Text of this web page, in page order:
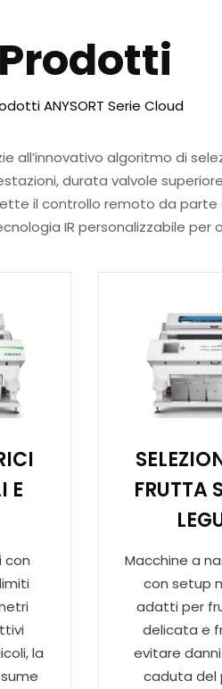
Prodotti
ANYSORT Serie Cloud
all’innovativo algoritmo di
durata valvole superiore
il controllo remoto da parte
IR personalizzabile per
E
con
la
FRUTTA
Macchine a
con setup
adatti per
delicata e
evitare
caduta del